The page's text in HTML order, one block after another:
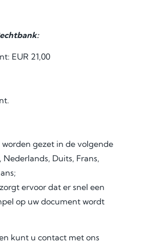
EUR 21,00
gezet in de volgende
Nederlands, Duits, Frans,
ervoor dat er snel een
op uw document wordt
kunt u contact met ons